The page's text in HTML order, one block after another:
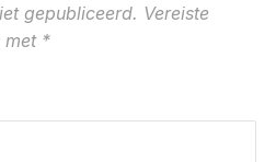
gepubliceerd. Vereiste
met *